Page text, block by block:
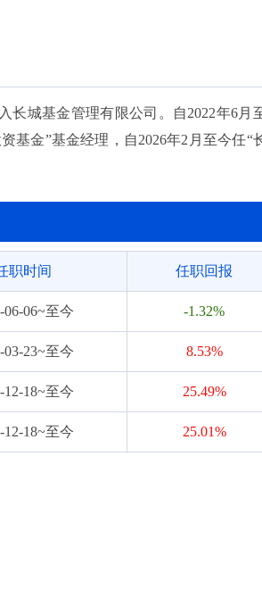
长城基金管理有限公司。自2022年6月
基金”基金经理，自2026年2月至今任“
职时间 任职回报
06-06~至今 -1.32%
03-23~至今 8.53%
12-18~至今 25.49%
12-18~至今 25.01%